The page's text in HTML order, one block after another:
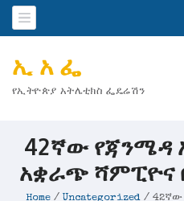
ኢ አ ፌ
የኢትዮጵያ አትሌቲክስ ፌዴሬሽን
42ኛው የጃንሜዳ
አቋራጭ ሻምፒዮና
Home/ Uncategorized/ 42ኛው